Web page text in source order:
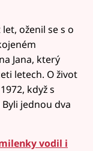
oženil se s o
Jana, který
letech. O život
když s
jednou dva
vodil i